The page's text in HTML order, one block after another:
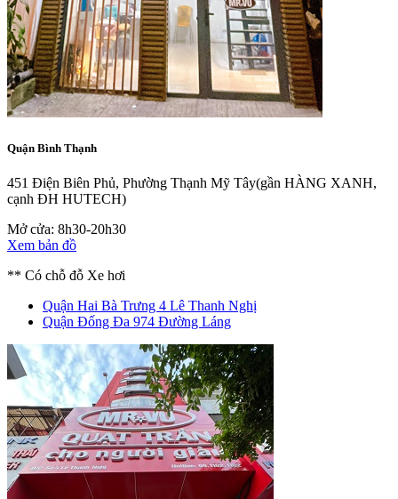
Quận Bình Thạnh
451 Điện Biên Phủ, Phường Thạnh Mỹ Tây(gần HÀNG XANH,
cạnh ĐH HUTECH)
Mở cửa: 8h30-20h30
Xem bản đồ
** Có chỗ đỗ Xe hơi
Quận Hai Bà Trưng 4 Lê Thanh Nghị
Quận Đống Đa 974 Đường Láng